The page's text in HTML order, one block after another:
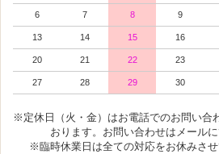
6 7 8 9
13 14 15 16
20 21 22 23
27 28 29 30
※定休日（火・金）はお電話でのお問い合
おります。お問い合わせはメールに
※臨時休業日は全ての対応をお休みさせ